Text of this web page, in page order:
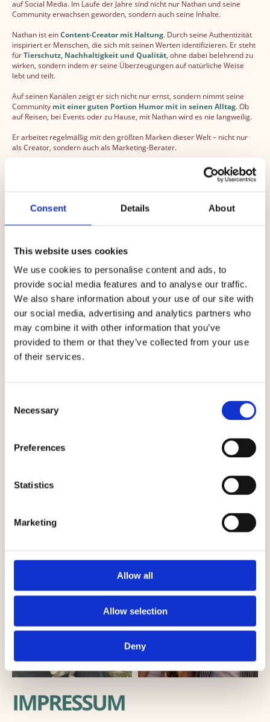
Consent Details About
This website uses cookies
We use cookies to personalise content and ads, to
provide social media features and to analyse our traffic.
We also share information about your use of our site with
our social media, advertising and analytics partners who
may combine it with other information that you’ve
provided to them or that they’ve collected from your use
of their services.
Selection
Necessary
Preferences
Statistics
Marketing
Allow all
Allow selection
Deny
auf Social Media. Im Laufe der Jahre sind nicht nur Nathan und seine
Community erwachsen geworden, sondern auch seine Inhalte.
Nathan ist einContent-Creator mit Haltung. Durch seine Authentizität
inspiriert er Menschen, die sich mit seinen Werten identifizieren. Er steht
fürTierschutz, Nachhaltigkeit und Qualität, ohne dabei belehrend zu
wirken, sondern indem er seine Überzeugungen auf natürliche Weise
lebt und teilt.
Auf seinen Kanälen zeigt er sich nicht nur ernst, sondern nimmt seine
Community mit einer guten Portion Humor mit in seinen Alltag. Ob
auf Reisen, bei Events oder zu Hause, mit Nathan wird es nie langweilig.
Er arbeitet regelmäßig mit den größten Marken dieser Welt – nicht nur
als Creator, sondern auch als Marketing-Berater.
Schauspieler &
Moderator wirkte er bereits in sechs Serien mit insgesamt 17